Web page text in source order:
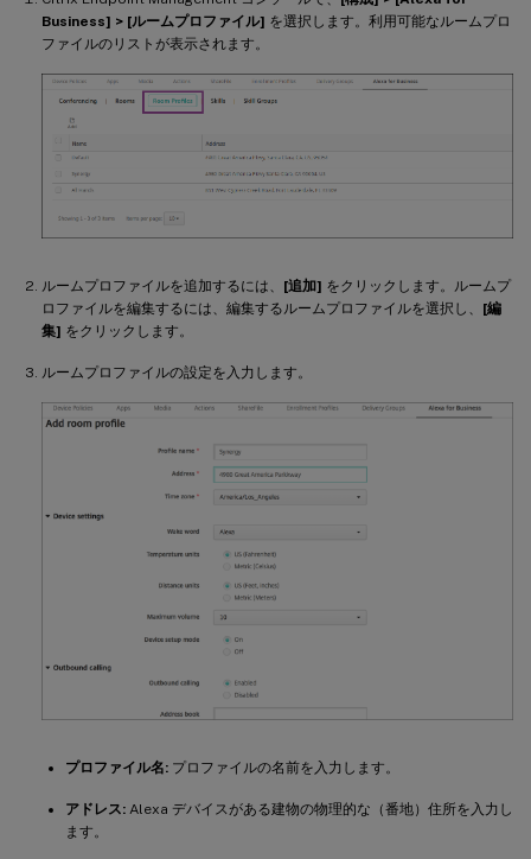
Business] > [ルームプロファイル] を選択します。利用可能なルームプロ
ファイルのリストが表示されます。
ルームプロファイルを追加するには、 [追加] をクリックします。ルームプ
ロファイルを編集するには、編集するルームプロファイルを選択し、 [編
集] をクリックします。
ルームプロファイルの設定を入力します。
プロファイル名: プロファイルの名前を入力します。
アドレス: Alexa デバイスがある建物の物理的な（番地）住所を入力し
ます。